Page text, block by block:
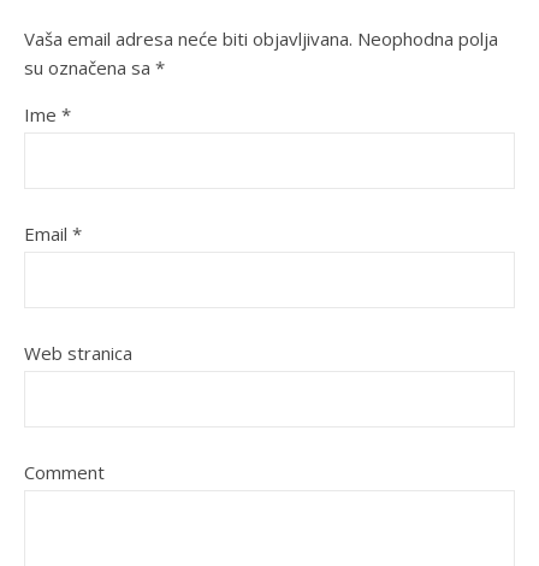
Vaša email adresa neće biti objavljivana. Neophodna polja
su označena sa *
Ime *
Email *
Web stranica
Comment